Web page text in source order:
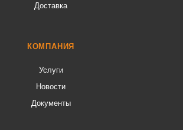
Доставка
КОМПАНИЯ
Услуги
Новости
Документы